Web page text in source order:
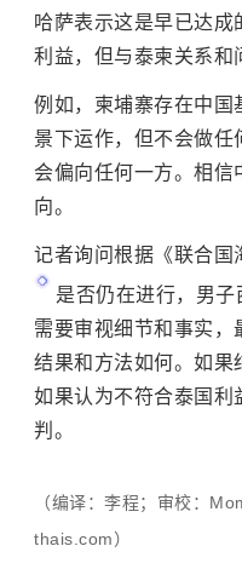
哈萨表示这是早已达成
利益，但与泰柬关系和
例如，柬埔寨存在中国
景下运作，但不会做任
会偏向任何一方。相信
向。
记者询问根据《联合国
是否仍在进行，男
需要审视细节和事实，
结果和方法如何。如果
如果认为不符合泰国利
判。
（编译：李程；审校：
thais.com）